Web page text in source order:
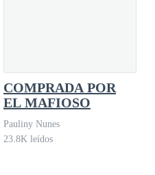
COMPRADA POR
EL MAFIOSO
Pauliny Nunes
23.8K leídos